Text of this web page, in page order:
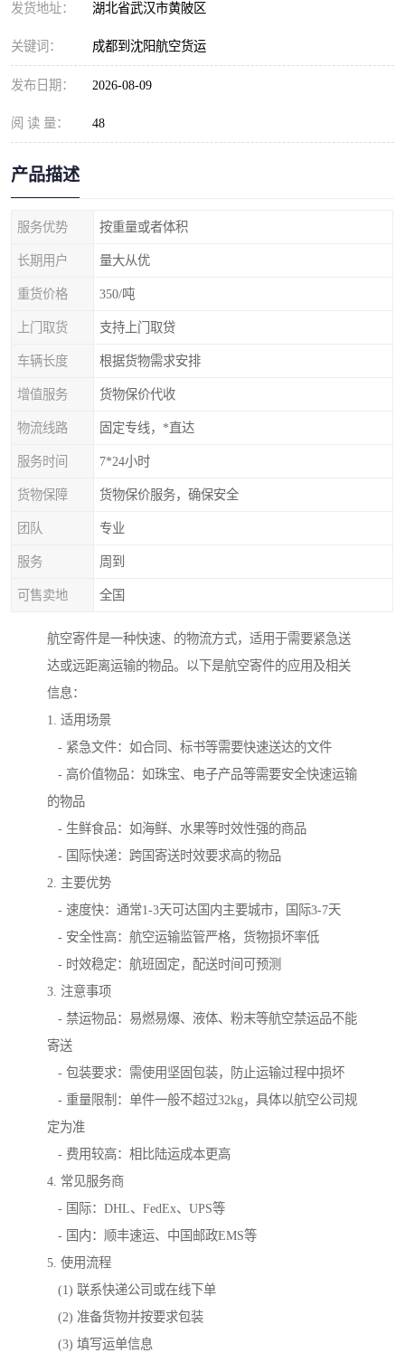
发货地址： 湖北省武汉市黄陂区
关键词： 成都到沈阳航空货运
发布日期： 2026-08-09
阅 读 量： 48
产品描述
服务优势 按重量或者体积
长期用户 量大从优
重货价格 350/吨
上门取货 支持上门取贷
车辆长度 根据货物需求安排
增值服务 货物保价代收
物流线路 固定专线，*直达
服务时间 7*24小时
货物保障 货物保价服务，确保安全
团队 专业
服务 周到
可售卖地 全国
航空寄件是一种快速、的物流方式，适用于需要紧急送
达或远距离运输的物品。以下是航空寄件的应用及相关
信息：
1. 适用场景
- 紧急文件：如合同、标书等需要快速送达的文件
- 高价值物品：如珠宝、电子产品等需要安全快速运输
的物品
- 生鲜食品：如海鲜、水果等时效性强的商品
- 国际快递：跨国寄送时效要求高的物品
2. 主要优势
- 速度快：通常1-3天可达国内主要城市，国际3-7天
- 安全性高：航空运输监管严格，货物损坏率低
- 时效稳定：航班固定，配送时间可预测
3. 注意事项
- 禁运物品：易燃易爆、液体、粉末等航空禁运品不能
寄送
- 包装要求：需使用坚固包装，防止运输过程中损坏
- 重量限制：单件一般不超过32kg，具体以航空公司规
定为准
- 费用较高：相比陆运成本更高
4. 常见服务商
- 国际：DHL、FedEx、UPS等
- 国内：顺丰速运、中国邮政EMS等
5. 使用流程
(1) 联系快递公司或在线下单
(2) 准备货物并按要求包装
(3) 填写运单信息